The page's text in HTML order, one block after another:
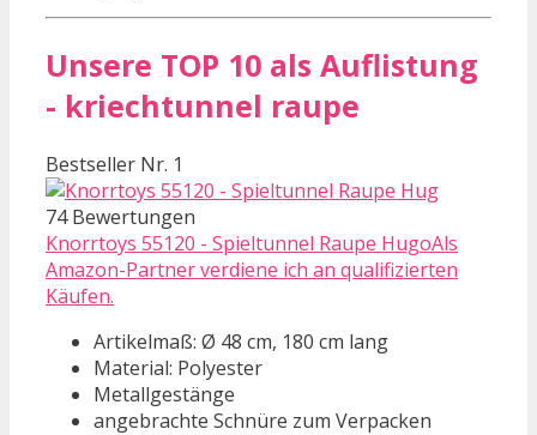
Unsere TOP 10 als Auflistung
- kriechtunnel raupe
Bestseller Nr. 1
74 Bewertungen
Knorrtoys 55120 - Spieltunnel Raupe HugoAls
Amazon-Partner verdiene ich an qualifizierten
Käufen.
Artikelmaß: Ø 48 cm, 180 cm lang
Material: Polyester
Metallgestänge
angebrachte Schnüre zum Verpacken